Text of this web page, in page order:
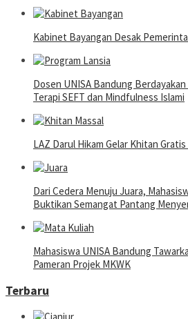
Kabinet Bayangan Desak
Dosen UNISA Bandung
Terapi SEFT dan Mindfulness Islami
LAZ Darul Hikam Gelar Khitan
Dari Cedera Menuju Juara,
Buktikan Semangat Pantang
Mahasiswa UNISA Bandung
Pameran Projek MKWK
Terbaru